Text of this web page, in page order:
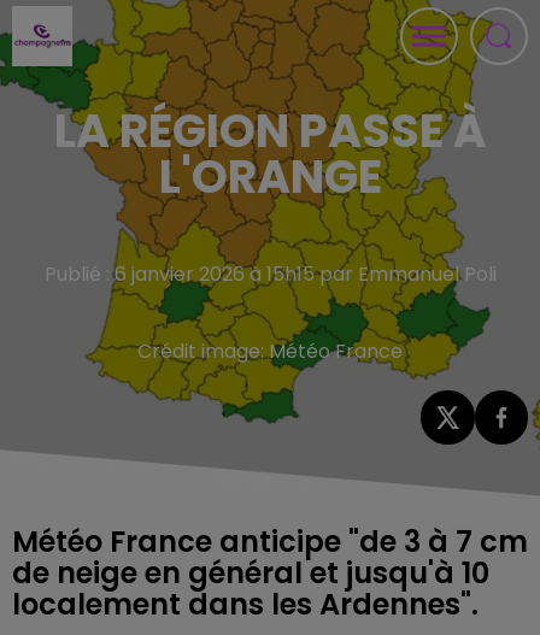
LA RÉGION PASSE À
L'ORANGE
Publié : 6 janvier 2026 à 15h15 par Emmanuel Poli
Crédit image:Météo France
Météo France anticipe "de 3 à 7 cm
de neige en général et jusqu'à 10
localement dans les Ardennes".